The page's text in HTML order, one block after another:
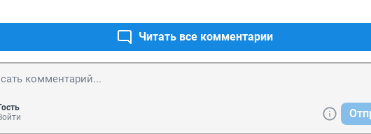
Читать все комментарии